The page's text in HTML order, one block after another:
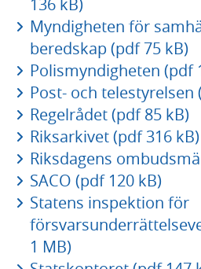
136 kB)
Myndigheten för
beredskap (pdf 75 kB)
Polismyndigheten (pdf
Post- och telestyrelsen
Regelrådet (pdf 85 kB)
Riksarkivet (pdf 316 kB)
Riksdagens
SACO (pdf 120 kB)
Statens inspektion för
1 MB)